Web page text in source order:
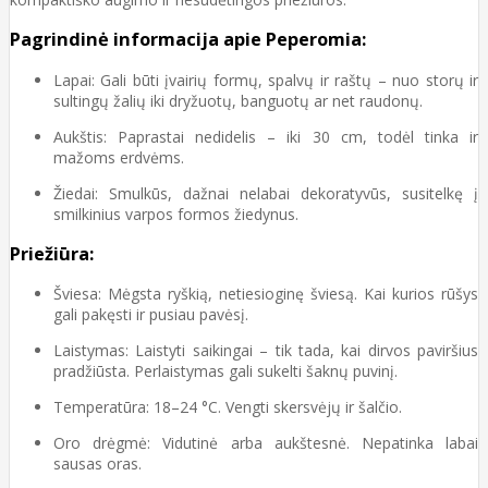
Pagrindinė informacija apie Peperomia:
Lapai: Gali būti įvairių formų, spalvų ir raštų – nuo storų ir
sultingų žalių iki dryžuotų, banguotų ar net raudonų.
Aukštis: Paprastai nedidelis – iki 30 cm, todėl tinka ir
mažoms erdvėms.
Žiedai: Smulkūs, dažnai nelabai dekoratyvūs, susitelkę į
smilkinius varpos formos žiedynus.
Priežiūra:
Šviesa: Mėgsta ryškią, netiesioginę šviesą. Kai kurios rūšys
gali pakęsti ir pusiau pavėsį.
Laistymas: Laistyti saikingai – tik tada, kai dirvos paviršius
pradžiūsta. Perlaistymas gali sukelti šaknų puvinį.
Temperatūra: 18–24 °C. Vengti skersvėjų ir šalčio.
Oro drėgmė: Vidutinė arba aukštesnė. Nepatinka labai
sausas oras.